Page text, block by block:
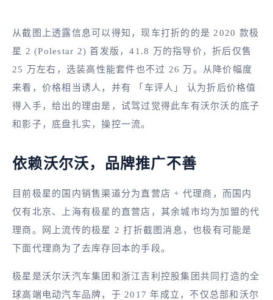
从截图上透露信息可以得知，现车打折的的是 2020 款极
星 2 (Polestar 2) 首发版，41.8 万的指导价，折后仅售
25 万左右，选装高性能套件也不过 26 万。从降价幅度
来看，价格相当诱人，并有 「车评人」 认为折后价格值
得入手，给出的理由是，试驾过觉得此车有沃尔沃的底子
和影子，底盘扎实，操控一流。
依赖沃尔沃，品牌推广不善
目前极星的国内销售渠道分为直营店 + 代理商，而国内
仅有北京、上海有极星的直营店，其余城市均为加盟的代
理商。网上流传的极星 2 打折截图消息，也极有可能是
下面代理商为了去库存回本的手段。
极星是沃尔沃汽车集团和浙江吉利控股集团共同打造的全
球高端电动汽车品牌，于 2017 年成立，不仅总部和沃尔